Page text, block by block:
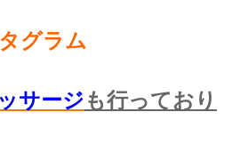
グラム
サージも行っており